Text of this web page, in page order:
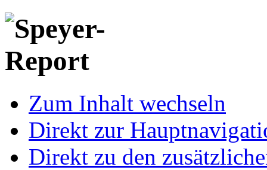
Zum Inhalt wechseln
Direkt zur
Direkt zu den